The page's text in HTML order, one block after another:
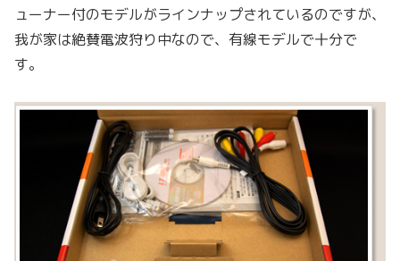
ューナー付のモデルがラインナップされているのですが、
我が家は絶賛電波狩り中なので、有線モデルで十分で
す。